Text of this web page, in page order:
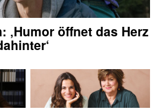
‚Humor öffnet das Herz